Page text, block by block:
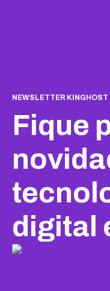
NEWSLETTER KINGHOST
Fique
digital